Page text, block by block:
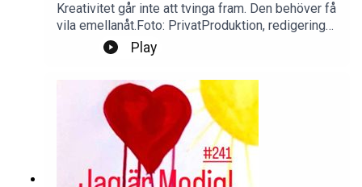
Kreativitet går inte att tvinga fram. Den behöver få
vila emellanåt.Foto: PrivatProduktion, redigering
och klipp: Heli BrewitzMusik: Lic. NEO
SoundsKontakt podcast:
jagarmodig@gmail.comFölj oss:
instagram.com/jagarmodig/
Play